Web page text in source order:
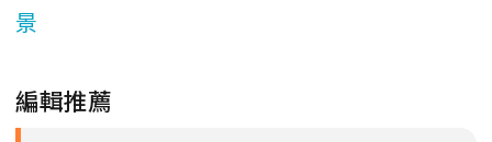
景
編輯推薦